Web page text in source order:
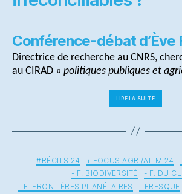
Conférence-débat d’Ève
Directrice de recherche au CNRS,
au CIRAD « politiques publiques et
LIRE LA SUITE
#RÉCITS 24 + FOCUS AGRI/ALIM 24
- F. BIODIVERSITÉ
- F. DU
- F. FRONTIÈRES PLANÉTAIRES
- FRESQUE